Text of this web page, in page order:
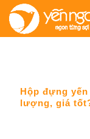
Hộp đựng
lượng, giá